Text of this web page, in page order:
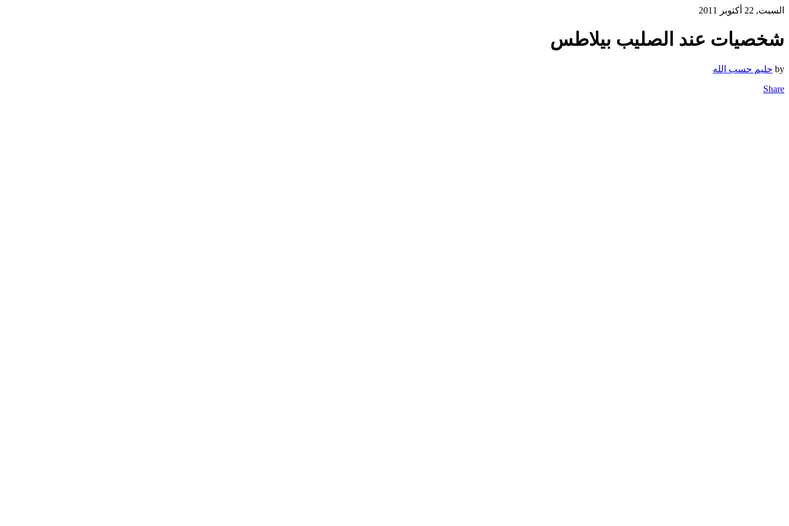
السبت, 22 أكتوبر 2011
شخصيات عند الصليب بيلاطس
by حليم حسب الله
Share